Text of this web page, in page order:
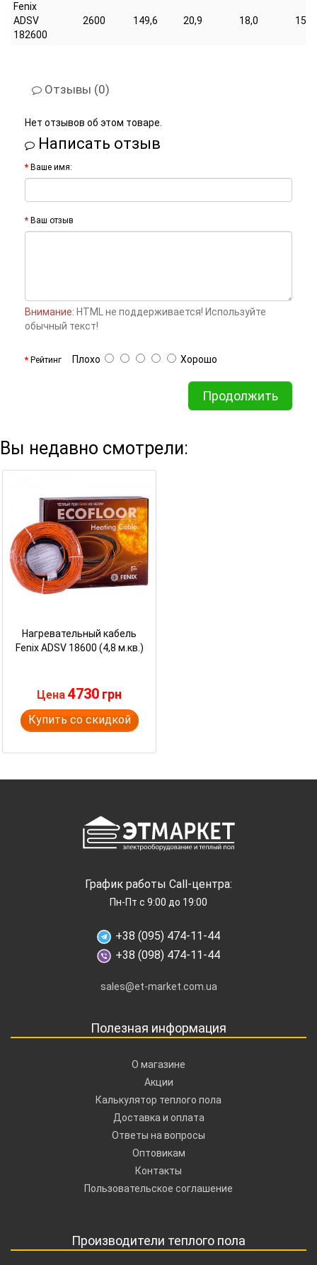
Fenix
ADSV
182600
2600 149,6 20,9 18,0 15,0
Отзывы (0)
Нет отзывов об этом товаре.
Написать отзыв
Ваше имя:
Ваш отзыв
Внимание: HTML не поддерживается! Используйте
обычный текст!
Рейтинг Плохо Хорошо
Продолжить
Вы недавно смотрели:
Нагревательный кабель
Fenix ADSV 18600 (4,8 м.кв.)
Цена 4730 грн
Купить со скидкой
График работы Call-центра:
Пн-Пт с 9:00 до 19:00
+38 (095) 474-11-44
+38 (098) 474-11-44
sales@et-market.com.ua
Полезная информация
О магазине
Акции
Калькулятор теплого пола
Доставка и оплата
Ответы на вопросы
Оптовикам
Контакты
Пользовательское соглашение
Производители теплого пола